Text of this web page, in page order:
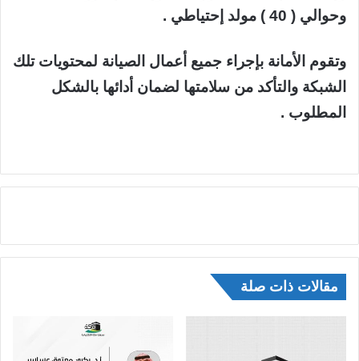
وحوالي ( 40 ) مولد إحتياطي .
وتقوم الأمانة بإجراء جميع أعمال الصيانة لمحتويات تلك
الشبكة والتأكد من سلامتها لضمان أدائها بالشكل
المطلوب .
مقالات ذات صلة